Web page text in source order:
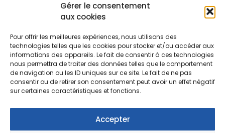
Gérer le consentement
aux cookies
Pour offrir les meilleures expériences, nous utilisons des
technologies telles que les cookies pour stocker et/ou accéder aux
informations des appareils. Le fait de consentir à ces technologies
nous permettra de traiter des données telles que le comportement
de navigation ou les ID uniques sur ce site. Le fait de ne pas
consentir ou de retirer son consentement peut avoir un effet négatif
sur certaines caractéristiques et fonctions.
Accepter
Rejoignez notre communauté sur les réseaux
Nouvelles collections, vie de l’équipe ou
inspirations : soyez informés de nos dernières
actualités.